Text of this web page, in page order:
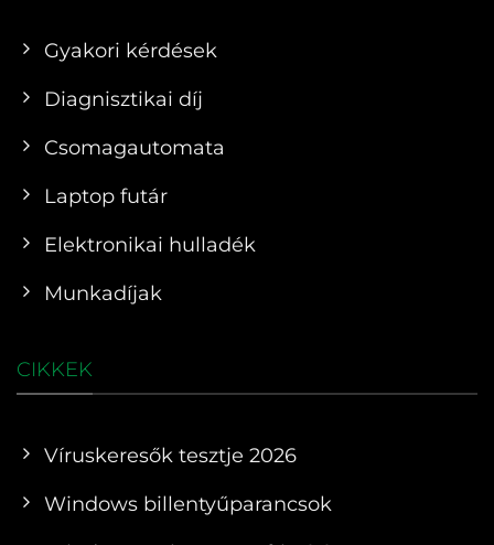
Gyakori kérdések
Diagnisztikai díj
Csomagautomata
Laptop futár
Elektronikai hulladék
Munkadíjak
CIKKEK
Víruskeresők tesztje 2026
Windows billentyűparancsok